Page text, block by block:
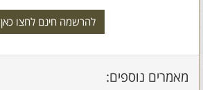
להרשמה חינם לחצו כאן
מאמרים נוספים: